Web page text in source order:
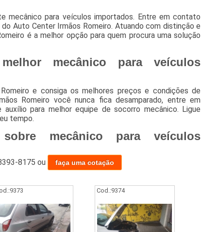
mecânico para veículos importados. Entre em contato
Auto Center Irmãos Romeiro. Atuando com distinção e
é a melhor opção para quem procura uma solução
mecânico para veículos
e consiga os melhores preços e condições de
Romeiro você nunca fica desamparado, entre em
para melhor equipe de socorro mecânico. Ligue
tempo.
mecânico para veículos
8175 ou faça uma cotação
9373 Cod.:9374